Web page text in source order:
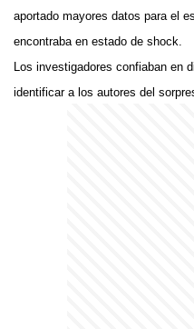
aportado mayores datos para el
encontraba en estado de shock.
Los investigadores confiaban en
identificar a los autores del